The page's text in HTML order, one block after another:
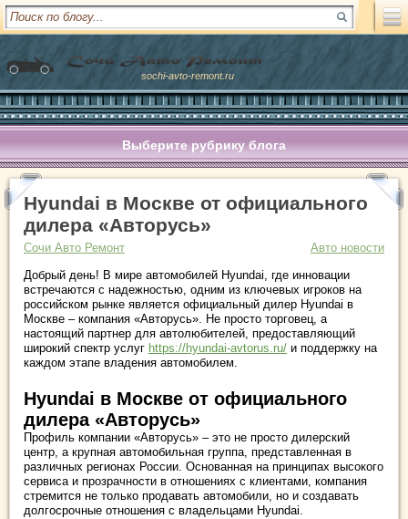
sochi-avto-remont.ru
Выберите рубрику блога
Hyundai в Москве от официального
дилера «Авторусь»
Сочи Авто Ремонт
Авто новости
Добрый день! В мире автомобилей Hyundai, где инновации
встречаются с надежностью, одним из ключевых игроков на
российском рынке является официальный дилер Hyundai в
Москве – компания «Авторусь». Не просто торговец, а
настоящий партнер для автолюбителей, предоставляющий
широкий спектр услуг https://hyundai-avtorus.ru/ и поддержку на
каждом этапе владения автомобилем.
Hyundai в Москве от официального
дилера «Авторусь»
Профиль компании «Авторусь» – это не просто дилерский
центр, а крупная автомобильная группа, представленная в
различных регионах России. Основанная на принципах высокого
сервиса и прозрачности в отношениях с клиентами, компания
стремится не только продавать автомобили, но и создавать
долгосрочные отношения с владельцами Hyundai.